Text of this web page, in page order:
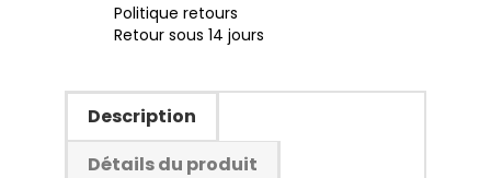
Politique retours
Retour sous 14 jours
Description
Détails du produit